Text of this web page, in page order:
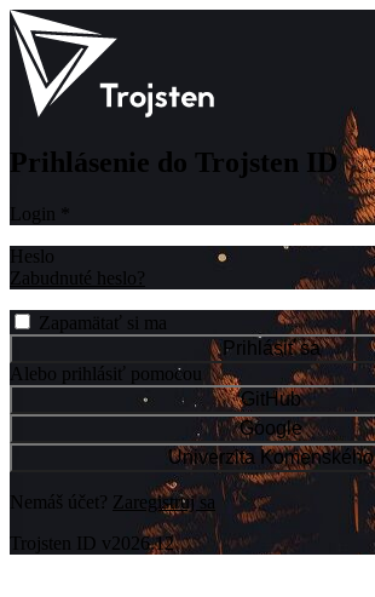
Prihlásenie do Trojsten ID
Login
Heslo
Zabudnuté heslo?
Zapamätať si ma
Prihlásiť sa
Alebo prihlásiť pomocou
GitHub
Google
Univerzita Komenského
Nemáš účet? Zaregistruj sa
Trojsten ID v2026.12